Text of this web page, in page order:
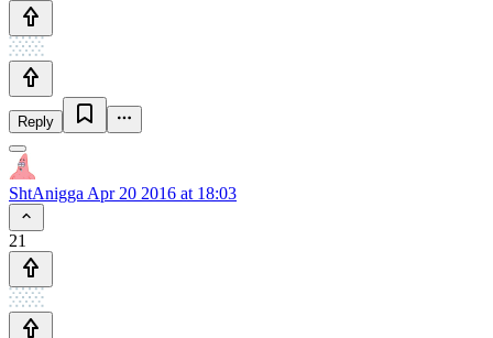
Reply
ShtAnigga Apr 20 2016 at 18:03
21